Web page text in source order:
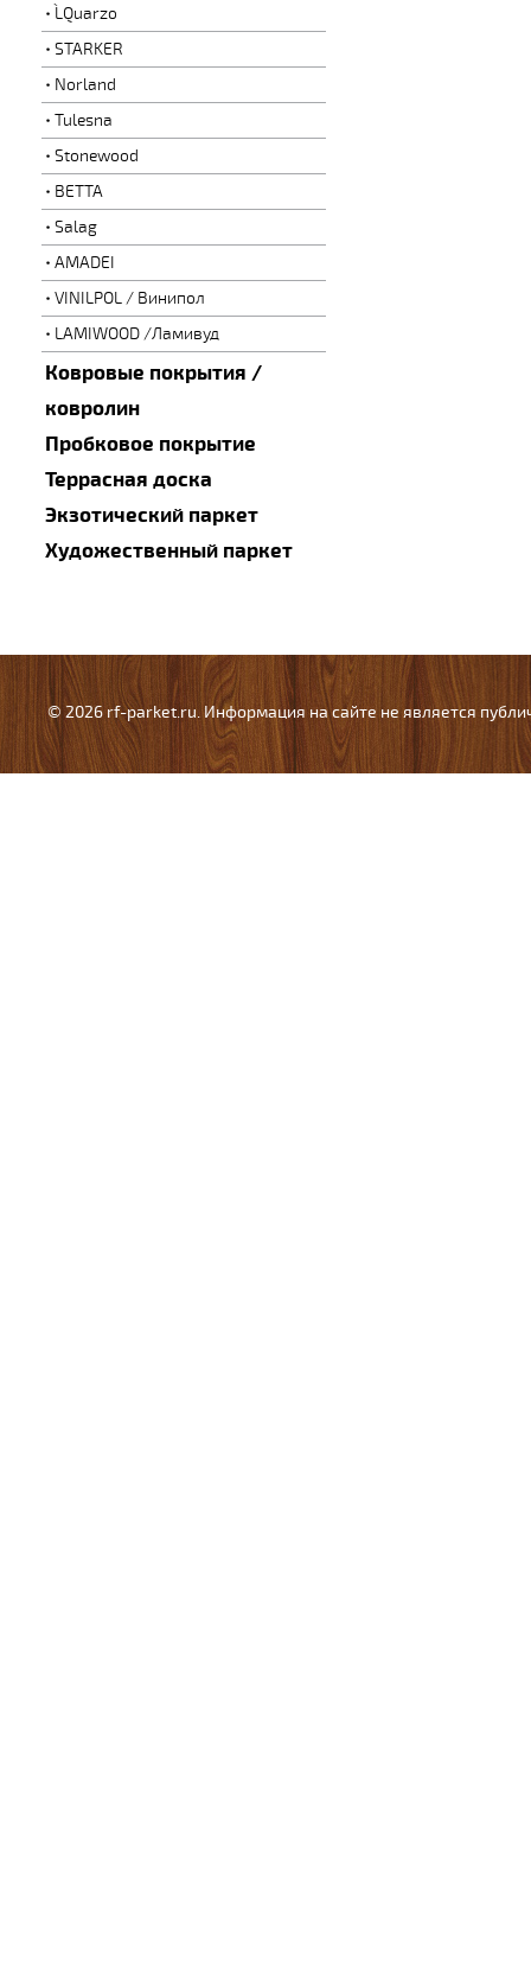
L`Quarzo
STARKER
Norland
Tulesna
Stonewood
BETTA
Salag
AMADEI
VINILPOL / Винипол
LAMIWOOD /Ламивуд
Ковровые покрытия /
ковролин
Пробковое покрытие
Террасная доска
Экзотический паркет
Художественный паркет
© 2026 rf-parket.ru. Информация на сайте не является